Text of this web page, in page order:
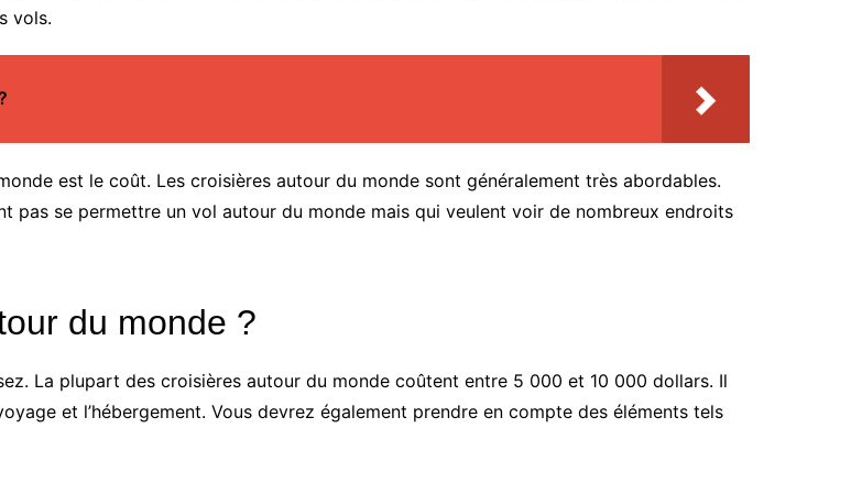
vols.
est le coût. Les croisières autour du monde sont généralement très abordables.
pas se permettre un vol autour du monde mais qui veulent voir de nombreux endroits
du monde ?
La plupart des croisières autour du monde coûtent entre 5 000 et 10 000 dollars. Il
et l’hébergement. Vous devrez également prendre en compte des éléments tels